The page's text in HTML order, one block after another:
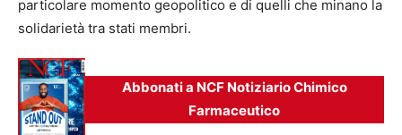
particolare momento geopolitico e di quelli che minano la
solidarietà tra stati membri.
Abbonati a NCF Notiziario Chimico
Farmaceutico